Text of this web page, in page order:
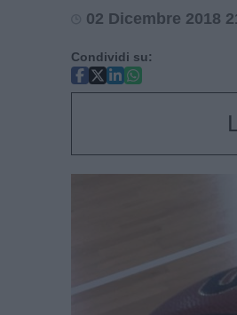
02 Dicembre 2018
Condividi su: